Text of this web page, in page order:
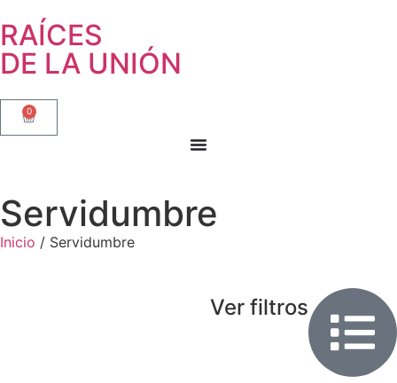
RAÍCES
DE LA UNIÓN
0
Servidumbre
Inicio / Servidumbre
Ver filtros